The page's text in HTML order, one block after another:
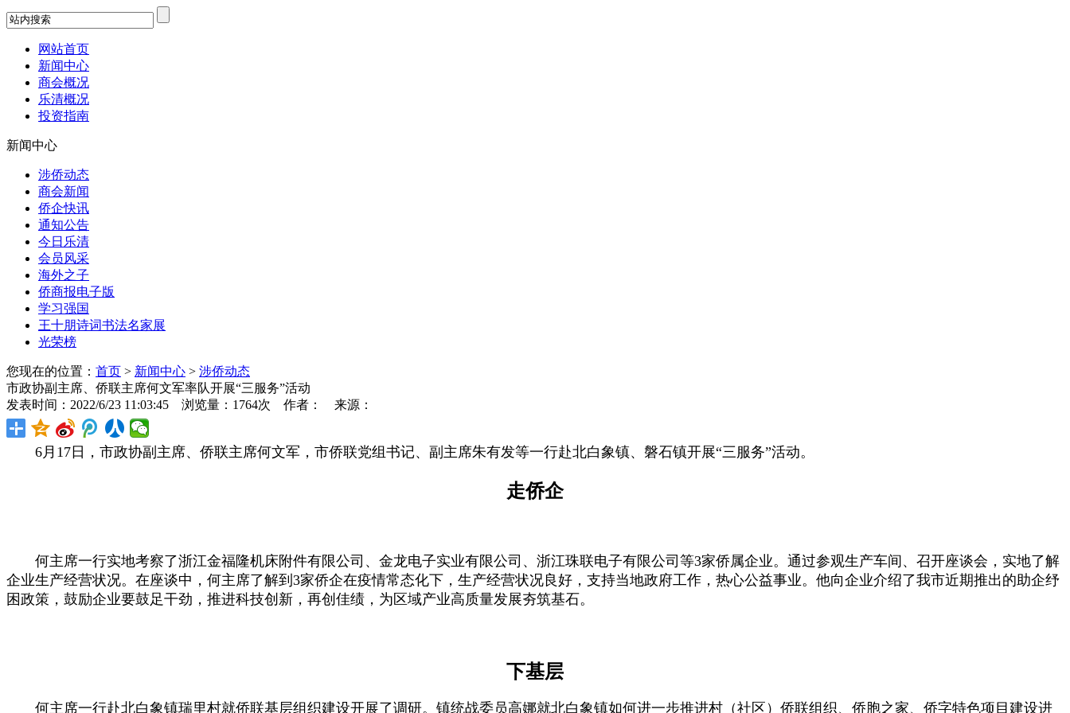
网站首页
新闻中心
商会概况
乐清概况
投资指南
新闻中心
涉侨动态
商会新闻
侨企快讯
通知公告
今日乐清
会员风采
海外之子
侨商报电子版
学习强国
王十朋诗词书法名家展
光荣榜
您现在的位置： 首页 > 新闻中心 > 涉侨动态
市政协副主席、侨联主席何文军率队开展“三服务”活动
发表时间：2022/6/23 11:03:45 浏览量：1764次 作者： 来源：
6月17日，市政协副主席、侨联主席何文军，市侨联党组书记、副主席朱有发等一行赴北白象镇、磐石镇开展“三服务”活动。
走侨企
何主席一行实地考察了浙江金福隆机床附件有限公司、金龙电子实业有限公司、浙江珠联电子有限公司等3家侨属企业。通过参观生产车间、召开座谈会，实地了解
企业生产经营状况。在座谈中，何主席了解到3家侨企在疫情常态化下，生产经营状况良好，支持当地政府工作，热心公益事业。他向企业介绍了我市近期推出的助企纾
困政策，鼓励企业要鼓足干劲，推进科技创新，再创佳绩，为区域产业高质量发展夯筑基石。
下基层
何主席一行赴北白象镇瑞里村就侨联基层组织建设开展了调研。镇统战委员高娜就北白象镇如何进一步推进村（社区）侨联组织、侨胞之家、侨字特色项目建设进